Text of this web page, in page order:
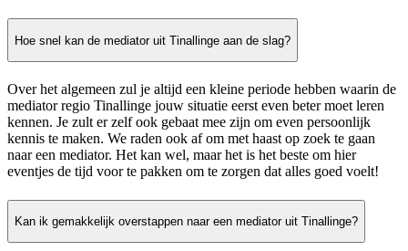
Hoe snel kan de mediator uit Tinallinge aan de slag?
Over het algemeen zul je altijd een kleine periode hebben waarin de
mediator regio Tinallinge jouw situatie eerst even beter moet leren
kennen. Je zult er zelf ook gebaat mee zijn om even persoonlijk
kennis te maken. We raden ook af om met haast op zoek te gaan
naar een mediator. Het kan wel, maar het is het beste om hier
eventjes de tijd voor te pakken om te zorgen dat alles goed voelt!
Kan ik gemakkelijk overstappen naar een mediator uit Tinallinge?